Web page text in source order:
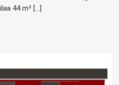
44 m² […]